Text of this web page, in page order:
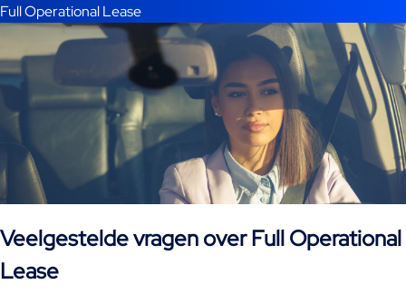
Full Operational Lease
Veelgestelde vragen over Full Operational
Lease